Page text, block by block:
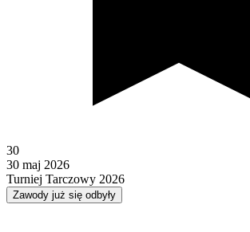
30
30 maj 2026
Turniej Tarczowy 2026
Zawody już się odbyły